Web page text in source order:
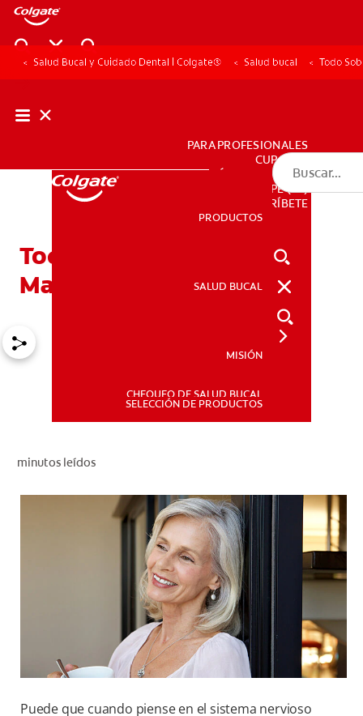
PRODUCTOS
PARA PROFESIONALES
CUPONES
DÓNDE COMPRAR
PE (ES)
PARA PROFESIONALES
CUPONES
DÓNDE COMPRAR
PE (ES)
SUSCRÍBETE
PRODUCTOS
SALUD BUCAL
MISIÓN
CHEQUEO DE SALUD BUCAL
SELECCIÓN DE PRODUCTOS
Salud Bucal y Cuidado Dental | Colgate® Salud bucal Todo
Todo Sobre El Nervio
Mandibular
minutos leídos
Puede que cuando piense en el sistema nervioso